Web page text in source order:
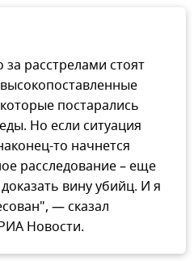
расстрелами стоят
постарались
Но если ситуация
то начнется
расследование – еще
вину убийц. И я
— сказал
Новости.